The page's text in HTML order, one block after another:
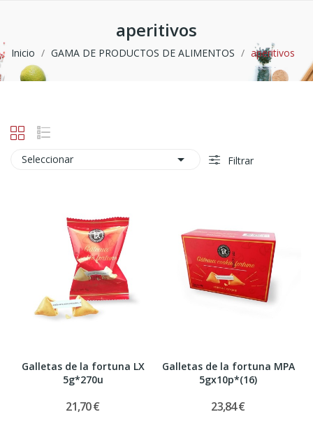
aperitivos
Inicio GAMA DE PRODUCTOS DE ALIMENTOS aperitivos
Seleccionar  Filtrar
Galletas de la fortuna LX
5g*270u
21,70 €
Galletas de la fortuna MPA
5gx10p*(16)
23,84 €